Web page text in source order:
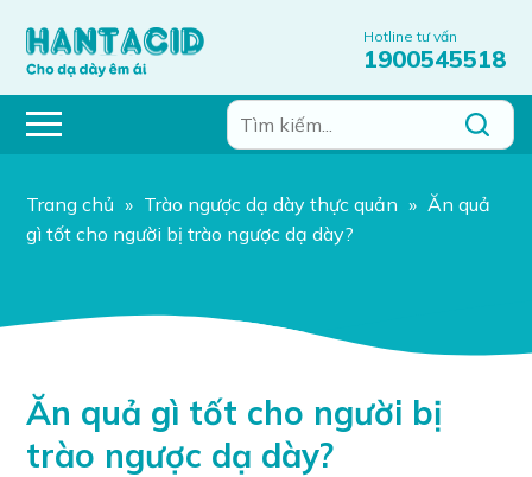
Hotline tư vấn
1900545518
Trang chủ » Trào ngược dạ dày thực quản » Ăn quả
gì tốt cho người bị trào ngược dạ dày?
Ăn quả gì tốt cho người bị
trào ngược dạ dày?